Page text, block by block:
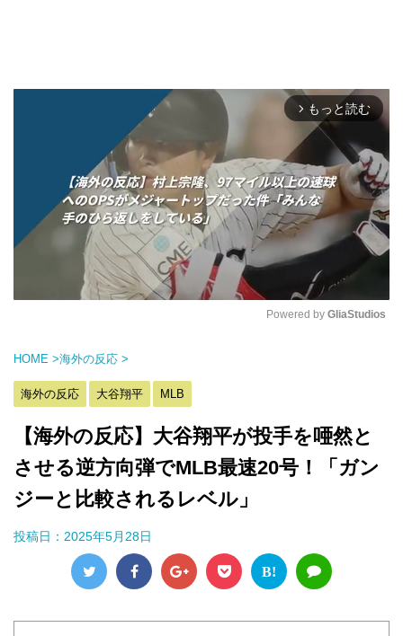
arrow_forward_ios もっと読む
Powered by GliaStudios
HOME >海外の反応 >
海外の反応 大谷翔平 MLB
【海外の反応】大谷翔平が投手を唖然と
させる逆方向弾でMLB最速20号！「ガン
ジーと比較されるレベル」
投稿日： 2025年5月28日
B!